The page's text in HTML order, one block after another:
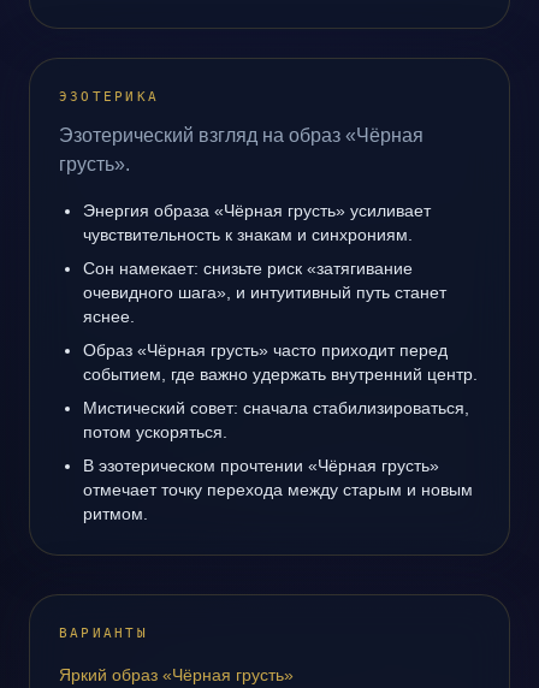
ЭЗОТЕРИКА
Эзотерический взгляд на образ «Чёрная
грусть».
Энергия образа «Чёрная грусть» усиливает
чувствительность к знакам и синхрониям.
Сон намекает: снизьте риск «затягивание
очевидного шага», и интуитивный путь станет
яснее.
Образ «Чёрная грусть» часто приходит перед
событием, где важно удержать внутренний центр.
Мистический совет: сначала стабилизироваться,
потом ускоряться.
В эзотерическом прочтении «Чёрная грусть»
отмечает точку перехода между старым и новым
ритмом.
ВАРИАНТЫ
Яркий образ «Чёрная грусть»